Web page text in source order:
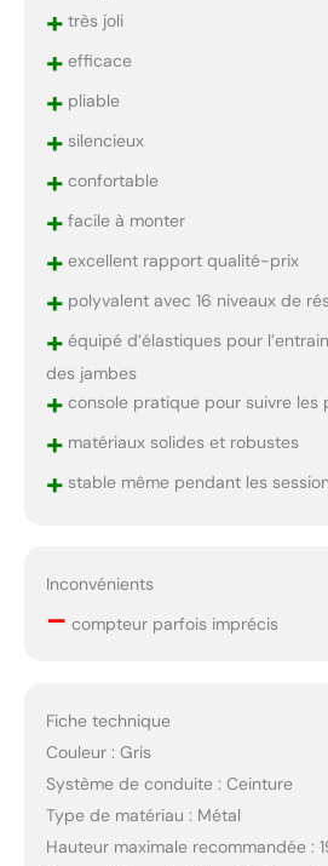
+très joli
+efficace
+pliable
+silencieux
+confortable
+facile à monter
+excellent rapport qualité-prix
+polyvalent avec 16 niveaux de
+équipé d’élastiques pour
des jambes
+console pratique pour suivre les
+matériaux solides et robustes
+stable même pendant les
Inconvénients
– compteur parfois imprécis
Fiche technique
Couleur : Gris
Système de conduite : Ceinture
Type de matériau : Métal
Hauteur maximale recommandée :